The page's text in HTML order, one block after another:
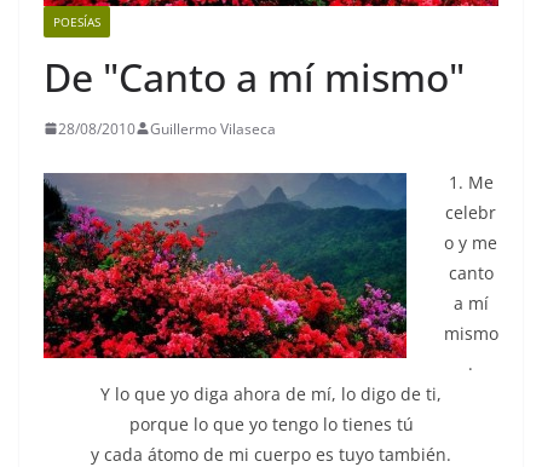
POESÍAS
De "Canto a mí mismo"
28/08/2010 Guillermo Vilaseca
1. Me
celebr
o y me
canto
a mí
mismo
.
Y lo que yo diga ahora de mí, lo digo de ti,
porque lo que yo tengo lo tienes tú
y cada átomo de mi cuerpo es tuyo también.